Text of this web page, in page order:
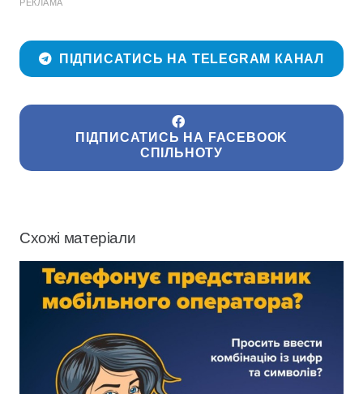
РЕКЛАМА
ПІДПИСАТИСЬ НА TELEGRAM КАНАЛ
ПІДПИСАТИСЬ НА FACEBOOK
СПІЛЬНОТУ
Схожі матеріали